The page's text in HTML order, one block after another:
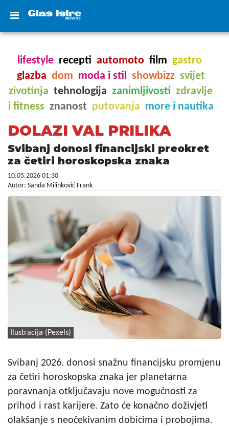
lifestyle recepti automoto film gastro
glazba dom moda i stil showbizz svijet
zivotinja tehnologija zanimljivosti zdravlje
i fitness znanost putovanja more i nautika
DOLAZI VAL PRILIKA
Svibanj donosi financijski preokret
za četiri horoskopska znaka
10.05.2026 01:30
Autor: Sanda Milinković Frank
Ilustracija (Pexels)
Svibanj 2026. donosi snažnu financijsku promjenu
za četiri horoskopska znaka jer planetarna
poravnanja otključavaju nove mogućnosti za
prihod i rast karijere. Zato će konačno doživjeti
olakšanje s neočekivanim dobicima i probojima.